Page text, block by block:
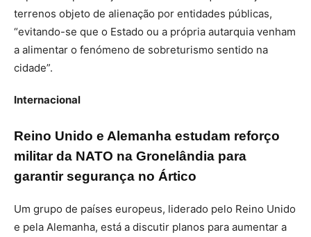
terrenos objeto de alienação por entidades públicas,
“evitando-se que o Estado ou a própria autarquia venham
a alimentar o fenómeno de sobreturismo sentido na
cidade”.
Internacional
Reino Unido e Alemanha estudam reforço
militar da NATO na Gronelândia para
garantir segurança no Ártico
Um grupo de países europeus, liderado pelo Reino Unido
e pela Alemanha, está a discutir planos para aumentar a